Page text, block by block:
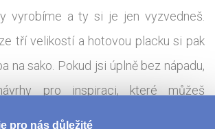
vyrobíme a ty si je jen vyzvedneš.
tří velikostí a hotovou placku si pak
na sako. Pokud jsi úplně bez nápadu,
pro inspiraci, které můžeš
pro nás důležité